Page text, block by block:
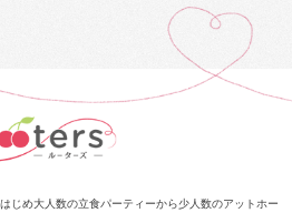
じめ大人数の立食パーティーから少人数のアットホー